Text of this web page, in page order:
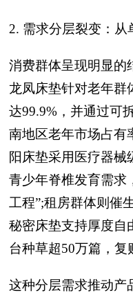
2. 需求分层裂变：
消费群体呈现明显的
龙凤床垫针对老年群
达99.9%，并通过可
南地区老年市场占有
阳床垫采用医疗器械
青少年脊椎发育需求
工程”;租房群体则催
秘密床垫支持厚度自
台种草超50万篇，复
这种分层需求推动产